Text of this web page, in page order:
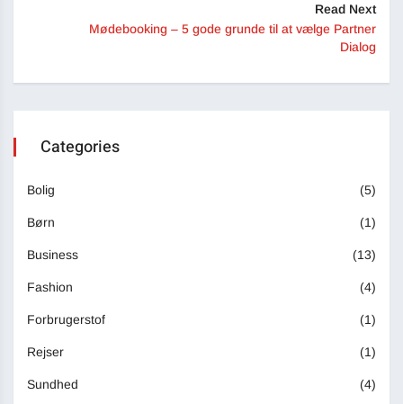
Read Next
Mødebooking – 5 gode grunde til at vælge Partner
Dialog
Categories
Bolig (5)
Børn (1)
Business (13)
Fashion (4)
Forbrugerstof (1)
Rejser (1)
Sundhed (4)